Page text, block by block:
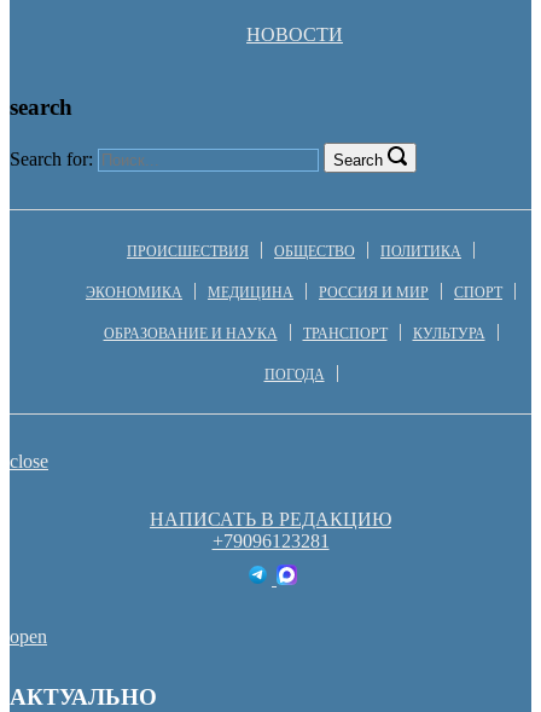
НОВОСТИ
search
Search for: Search
ПРОИСШЕСТВИЯ ОБЩЕСТВО ПОЛИТИКА
ЭКОНОМИКА МЕДИЦИНА РОССИЯ И МИР СПОРТ
ОБРАЗОВАНИЕ И НАУКА ТРАНСПОРТ КУЛЬТУРА
ПОГОДА
close
НАПИСАТЬ В РЕДАКЦИЮ
+79096123281
open
АКТУАЛЬНО